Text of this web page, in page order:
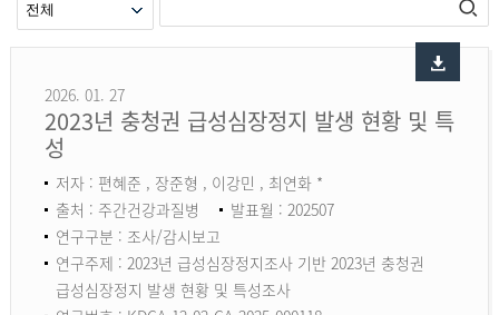
2026. 01. 27
2023년 충청권 급성심장정지 발생 현황 및 특
성
저자 : 편혜준 , 장준형 , 이강민 , 최연화 *
출처 : 주간건강과질병
발표월 : 202507
연구구분 : 조사/감시보고
연구주제 : 2023년 급성심장정지조사 기반 2023년 충청권
급성심장정지 발생 현황 및 특성조사